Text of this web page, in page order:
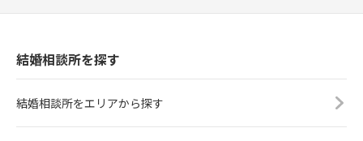
結婚相談所を探す
結婚相談所をエリアから探す